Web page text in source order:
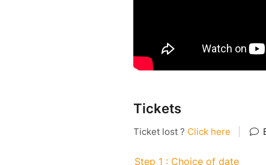
Tickets